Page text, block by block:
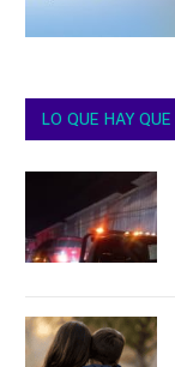
LO QUE HAY QUE